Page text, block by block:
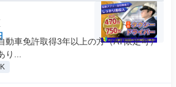
車免許取得3年以上の方（AT限定可）
...